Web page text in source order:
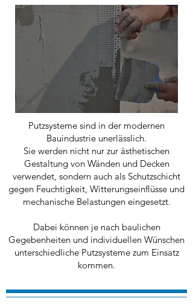
Putzsysteme sind in der modernen
Bauindustrie unerlässlich.
Sie werden nicht nur zur ästhetischen
Gestaltung von Wänden und Decken
verwendet, sondern auch als Schutzschicht
gegen Feuchtigkeit, Witterungseinflüsse und
mechanische Belastungen eingesetzt.
Dabei können je nach baulichen
Gegebenheiten und individuellen Wünschen
unterschiedliche Putzsysteme zum Einsatz
kommen.